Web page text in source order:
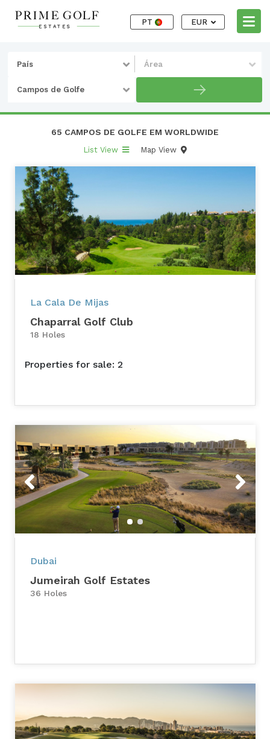
PT EUR
País Área
Campos de Golfe
65 CAMPOS DE GOLFE EM WORLDWIDE
List View Map View
La Cala De Mijas
Chaparral Golf Club
18 Holes
Properties for sale: 2
Previous Next
Dubai
Jumeirah Golf Estates
36 Holes